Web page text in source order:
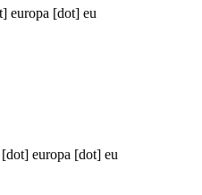
europa [dot] eu
[dot] europa [dot] eu